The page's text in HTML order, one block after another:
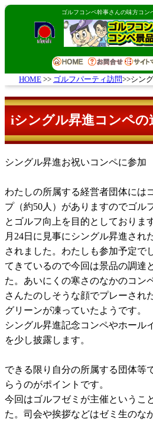
ゴルフコンペ幹事さんの味方コン
HOME >> ゴルフパーティ訪問>>シン
iシングル昇進コンペの
シングル昇進お祝いコンペに参加
わたしの所属する経営者団体には
プ（約50人）がありますのでゴル
とゴルフ向上を目的としておりま
月24日に見事にシングル昇進され
されました。わたしも参加予定で
てきているので今回は景品の調達
た。あいにくの寒さのなかのコン
さんたのしそうな顔でプレーされ
グリーンが凍っていたようです。
シングル昇進記念コンペやホール
を少し披露します。
できる限り自分の所属する団体等
らうのがポイントです。
今回はゴルフゼミが主催というこ
た。司会や挨拶などはゼミ生のな